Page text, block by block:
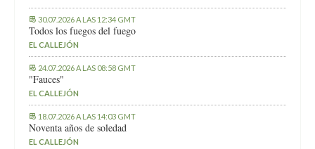
30.07.2026 A LAS 12:34 GMT
Todos los fuegos del fuego
EL CALLEJÓN
24.07.2026 A LAS 08:58 GMT
"Fauces"
EL CALLEJÓN
18.07.2026 A LAS 14:03 GMT
Noventa años de soledad
EL CALLEJÓN